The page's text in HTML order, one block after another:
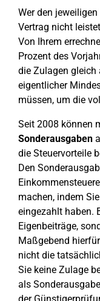
Wer den
Vertrag nicht
Von Ihrem
Prozent des
die Zulagen gleich
eigentlicher
müssen, um die
Seit 2008 können
Sonderausgaben
die Steuervorteile
Den
machen, indem
eingezahlt haben.
Eigenbeiträge,
Maßgebend
nicht die
Sie keine Zulage
als